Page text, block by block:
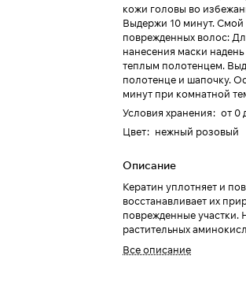
кожи головы во
Выдержи 10 минут. Cмой
поврежденных волос:
нанесения маски
теплым полотенцем.
полотенце и шапочку.
минут при комнатной
Условия хранения: от 0
Цвет: нежный розовый
Описание
Кератин уплотняет и
восстанавливает их
поврежденные участки.
растительных
оживляя их. Протеин
Все описание